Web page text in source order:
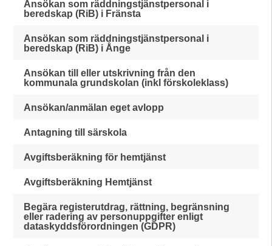
Ansökan som räddningstjänstpersonal i
beredskap (RiB) i Fränsta
Ansökan som räddningstjänstpersonal i
beredskap (RiB) i Ånge
Ansökan till eller utskrivning från den
kommunala grundskolan (inkl förskoleklass)
Ansökan/anmälan eget avlopp
Antagning till särskola
Avgiftsberäkning för hemtjänst
Avgiftsberäkning Hemtjänst
Begära registerutdrag, rättning, begränsning
eller radering av personuppgifter enligt
dataskyddsförordningen (GDPR)